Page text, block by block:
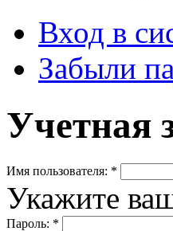
Вход в
Забыли
Учетная
Имя пользователя: *
Укажите
Пароль: *